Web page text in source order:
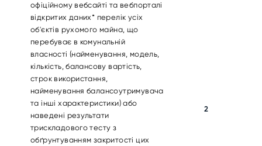
офіційному вебсайті та вебпорталі
відкритих даних* перелік усіх
об'єктів рухомого майна, що
перебуває в комунальній
власності (найменування, модель,
кількість, балансову вартість,
строк використання,
найменування балансоутримувача
та інші характеристики) або
наведені результати
трискладового тесту з
обґрунтуванням закритості цих
2